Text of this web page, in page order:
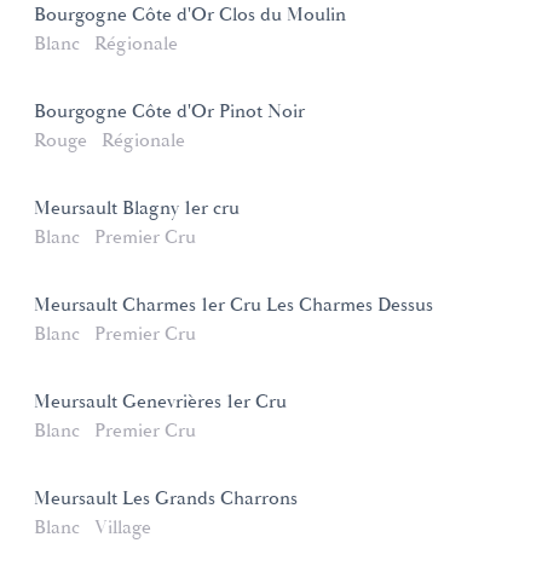
Bourgogne Côte d'Or Clos du Moulin
Blanc
Régionale
Bourgogne Côte d'Or Pinot Noir
Rouge
Régionale
Meursault Blagny 1er cru
Blanc
Premier Cru
Meursault Charmes 1er Cru Les Charmes Dessus
Blanc
Premier Cru
Meursault Genevrières 1er Cru
Blanc
Premier Cru
Meursault Les Grands Charrons
Blanc
Village